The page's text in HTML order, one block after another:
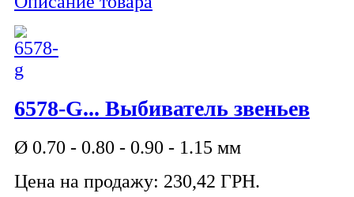
6578-G... Выбиватель звеньев
Ø 0.70 - 0.80 - 0.90 - 1.15 мм
Цена на продажу: 230,42 ГРН.